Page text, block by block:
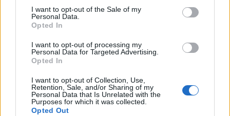
consent section.
I want to opt-out of the Sale of my
Personal Data.
Opted In
I want to opt-out of processing my
Personal Data for Targeted Advertising.
Opted In
I want to opt-out of Collection, Use,
Retention, Sale, and/or Sharing of my
Personal Data that Is Unrelated with the
Purposes for which it was collected.
Opted Out
i tuoi video e le tue foto
Su WhatsApp al numero +39
Ricevi le nostre ultime news